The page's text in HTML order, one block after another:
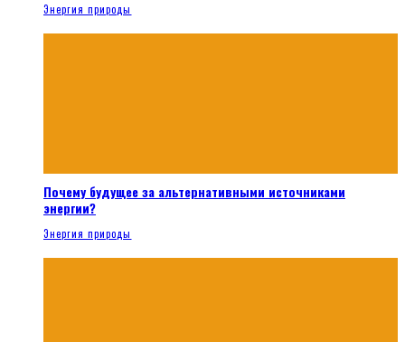
Энергия природы
Почему будущее за альтернативными источниками
энергии?
Энергия природы